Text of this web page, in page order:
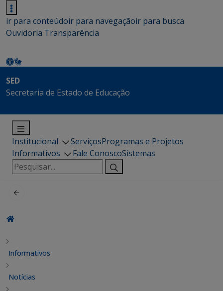
ir para conteúdoir para navegaçãoir para busca
Ouvidoria Transparência
SED
Secretaria de Estado de Educação
Institucional ServiçosProgramas e Projetos
Informativos
Fale ConoscoSistemas
Pesquisar
por:
Informativos
Notícias